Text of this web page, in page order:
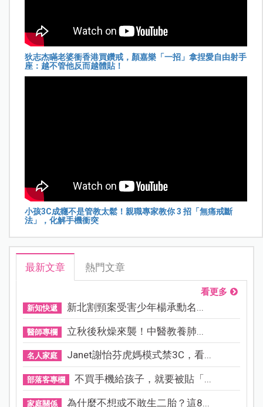
狄志杰瞞老婆衝香港買鑽戒，顏嘉樂「一招」拿捏愛自由射手
座：越不管他反而越體貼！
小孩3C成癮不是管教太鬆！親職專家教你 3 招「無痛戒斷
法」，化解手機衝突
最新文章 熱門文章
看更多
新知快遞 新北割頸案受害少年楊承勳名...
醫師專欄 立秋後秋燥來襲！中醫教養肺...
名人家庭 Janet謝怡芬虎媽模式禁3C，看...
部落客專欄 不買手機給孩子，就要被貼「...
家庭關係 為什麼不想或不敢生二胎？這8...